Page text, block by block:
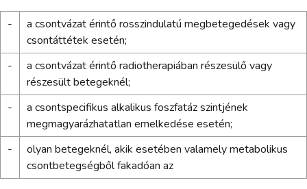
-
a csontvázat érintő rosszindulatú megbetegedések vagy
csontáttétek esetén;
-
a csontvázat érintő radiotherapiában részesülő vagy
részesült betegeknél;
-
a csontspecifikus alkalikus foszfatáz szintjének
megmagyarázhatatlan emelkedése esetén;
-
olyan betegeknél, akik esetében valamely metabolikus
csontbetegségből fakadóan az